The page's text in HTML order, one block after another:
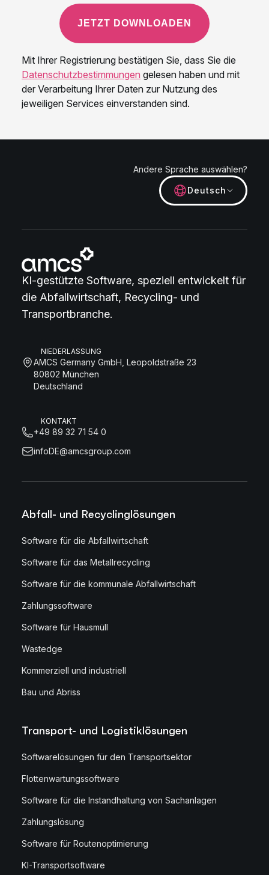
Andere Sprache auswählen?
Deutsch
KI-gestützte Software, speziell entwickelt für
die Abfallwirtschaft, Recycling- und
Transportbranche.
NIEDERLASSUNG
AMCS Germany GmbH, Leopoldstraße 23
80802 München
Deutschland
KONTAKT
+49 89 32 71 54 0
infoDE@amcsgroup.com
Abfall- und Recyclinglösungen
Software für die Abfallwirtschaft
Software für das Metallrecycling
Software für die kommunale Abfallwirtschaft
Zahlungssoftware
Software für Hausmüll
Wastedge
Kommerziell und industriell
Bau und Abriss
Transport- und Logistiklösungen
Softwarelösungen für den Transportsektor
Flottenwartungssoftware
Software für die Instandhaltung von Sachanlagen
Zahlungslösung
Software für Routenoptimierung
KI-Transportsoftware